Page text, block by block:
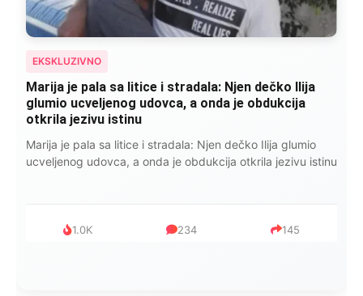
EKSKLUZIVNO
Kad se Marin suprug razbolio ona ga kupala,
pelene mu mijenjala: Jedno jutro je poslao po
čokoladu..
Kad se Marin suprug razbolio ona ga kupala, pelene mu
mijenjala: Jedno jutro je poslao po čokoladu..
999 321 234